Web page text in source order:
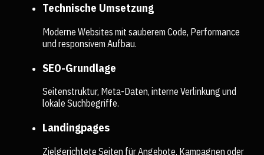
Technische Umsetzung
Moderne Websites mit sauberem Code, Performance
und responsivem Aufbau.
SEO-Grundlage
Seitenstruktur, Meta-Daten, interne Verlinkung und
lokale Suchbegriffe.
Landingpages
Zielgerichtete Seiten für Angebote, Kampagnen oder